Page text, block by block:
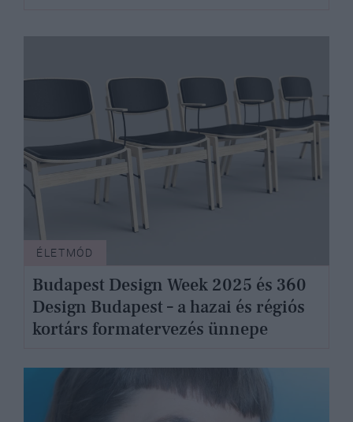
ÉLETMÓD
Budapest Design Week 2025 és 360
Design Budapest – a hazai és régiós
kortárs formatervezés ünnepe